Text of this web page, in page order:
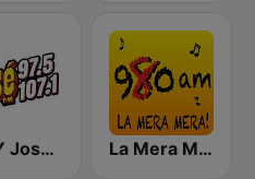
KLYY José 97.5 y 107.1 La Mera Mera 980 AM